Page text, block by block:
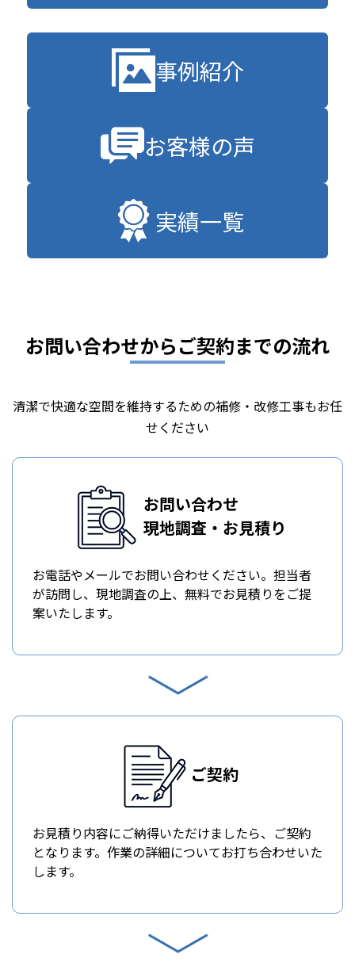
事例紹介
お客様の声
実績一覧
お問い合わせからご契約までの流れ
清潔で快適な空間を維持するための補修・改修工事もお任
せください
お問い合わせ
現地調査・お見積り
お電話やメールでお問い合わせください。担当者
が訪問し、現地調査の上、無料でお見積りをご提
案いたします。
ご契約
お見積り内容にご納得いただけましたら、ご契約
となります。作業の詳細についてお打ち合わせいた
します。